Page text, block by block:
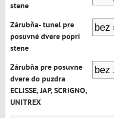
stene
Zárubňa- tunel pre
posuvné dvere popri
stene
Zárubňa pre posuvne
dvere do puzdra
ECLISSE, JAP, SCRIGNO,
UNITREX